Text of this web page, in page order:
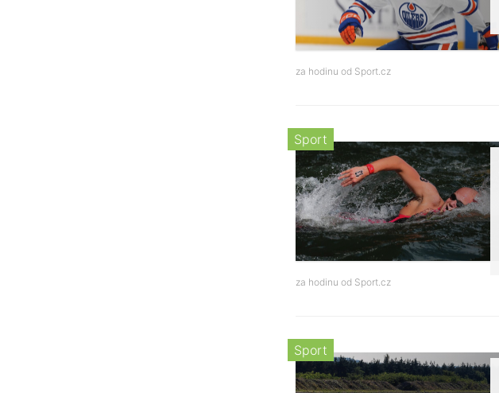
za hodinu od Sport.cz
Sport
za hodinu od Sport.cz
Sport